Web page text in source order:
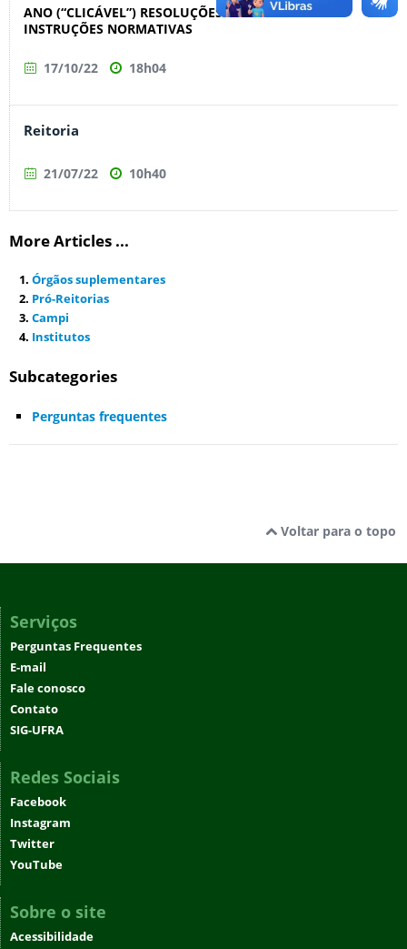
ANO (“CLICÁVEL”) RESOLUÇÕES PORTARIAS
INSTRUÇÕES NORMATIVAS
17/10/22 18h04
Reitoria
21/07/22 10h40
More Articles ...
Órgãos suplementares
Pró-Reitorias
Campi
Institutos
Subcategories
Perguntas frequentes
Voltar para o topo
Serviços
Perguntas Frequentes
E-mail
Fale conosco
Contato
SIG-UFRA
Redes Sociais
Facebook
Instagram
Twitter
YouTube
Sobre o site
Acessibilidade